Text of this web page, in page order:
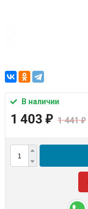
В наличии
1 403 ₽ 1 441₽